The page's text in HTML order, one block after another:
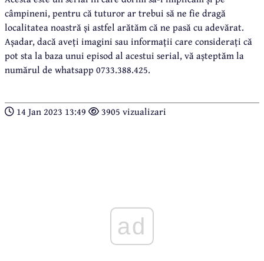
câmpineni, pentru că tuturor ar trebui să ne fie dragă
localitatea noastră și astfel arătăm că ne pasă cu adevărat.
Așadar, dacă aveți imagini sau informații care considerați că
pot sta la baza unui episod al acestui serial, vă așteptăm la
numărul de whatsapp 0733.388.425.
14 Jan 2023 13:49 3905 vizualizari
ad